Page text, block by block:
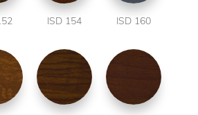
ISD 154 ISD 160